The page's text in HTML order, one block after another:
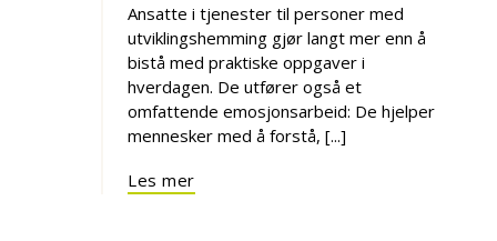
Ansatte i tjenester til personer med
utviklingshemming gjør langt mer enn å
bistå med praktiske oppgaver i
hverdagen. De utfører også et
omfattende emosjonsarbeid: De hjelper
mennesker med å forstå, [...]
Les mer